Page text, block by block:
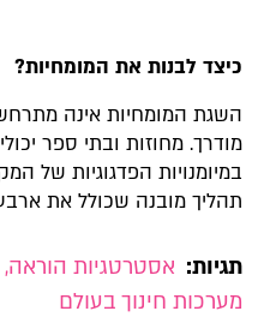
כיצד לבנות את המומחיות?
השגת המומחיות אינה
מודרך. מחוזות ובתי ספר
במיומנויות הפדגוגיות של
תהליך מובנה שכולל את
תגיות: אסטרטגיות הוראה,
מערכות חינוך בעולם